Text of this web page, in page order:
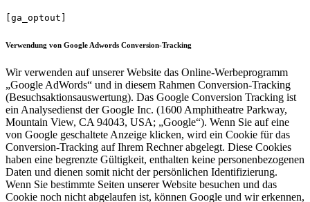
[ga_optout]
Verwendung von Google Adwords Conversion-Tracking
Wir verwenden auf unserer Website das Online-Werbeprogramm
„Google AdWords“ und in diesem Rahmen Conversion-Tracking
(Besuchsaktionsauswertung). Das Google Conversion Tracking ist
ein Analysedienst der Google Inc. (1600 Amphitheatre Parkway,
Mountain View, CA 94043, USA; „Google“). Wenn Sie auf eine
von Google geschaltete Anzeige klicken, wird ein Cookie für das
Conversion-Tracking auf Ihrem Rechner abgelegt. Diese Cookies
haben eine begrenzte Gültigkeit, enthalten keine personenbezogenen
Daten und dienen somit nicht der persönlichen Identifizierung.
Wenn Sie bestimmte Seiten unserer Website besuchen und das
Cookie noch nicht abgelaufen ist, können Google und wir erkennen,